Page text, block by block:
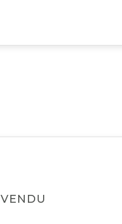
VENDU